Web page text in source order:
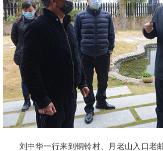
刘中华一行来到铜铃村、月老山入口老